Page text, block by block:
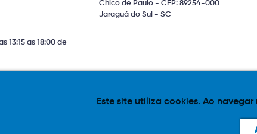
13:15 as 18:00 de
Chico de Paulo - CEP: 89254-000
Jaraguá do Sul - SC
Produtos com estoque indiponível sujeitos a alteração de
compras via internet. As fotos, textos e layout aqui veiculados são de
Este site utiliza cookies. Ao